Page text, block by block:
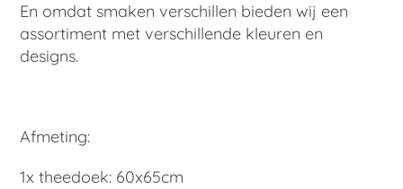
En omdat smaken verschillen bieden wij een
assortiment met verschillende kleuren en
designs.
Afmeting:
1x theedoek: 60x65cm